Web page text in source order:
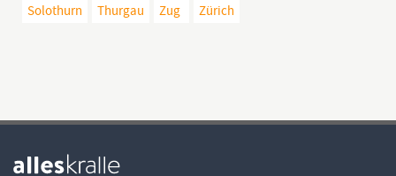
Solothurn
Thurgau Zug Zürich